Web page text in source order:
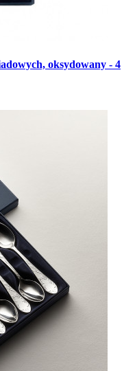
oksydowany - 4